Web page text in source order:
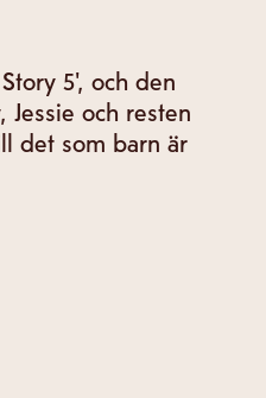
5', och den
Jessie och resten
det som barn är